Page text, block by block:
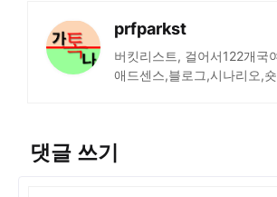
prfparkst
버킷리스트, 걸어서122개국
애드센스,블로그,시나리오,
댓글 쓰기